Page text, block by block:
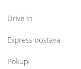
Drive In
Express dostava
Pokupi